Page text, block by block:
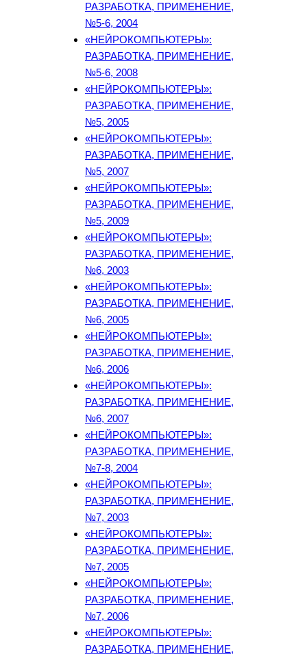
РАЗРАБОТКА, ПРИМЕНЕНИЕ,
№5-6, 2004
«НЕЙРОКОМПЬЮТЕРЫ»:
РАЗРАБОТКА, ПРИМЕНЕНИЕ,
№5-6, 2008
«НЕЙРОКОМПЬЮТЕРЫ»:
РАЗРАБОТКА, ПРИМЕНЕНИЕ,
№5, 2005
«НЕЙРОКОМПЬЮТЕРЫ»:
РАЗРАБОТКА, ПРИМЕНЕНИЕ,
№5, 2007
«НЕЙРОКОМПЬЮТЕРЫ»:
РАЗРАБОТКА, ПРИМЕНЕНИЕ,
№5, 2009
«НЕЙРОКОМПЬЮТЕРЫ»:
РАЗРАБОТКА, ПРИМЕНЕНИЕ,
№6, 2003
«НЕЙРОКОМПЬЮТЕРЫ»:
РАЗРАБОТКА, ПРИМЕНЕНИЕ,
№6, 2005
«НЕЙРОКОМПЬЮТЕРЫ»:
РАЗРАБОТКА, ПРИМЕНЕНИЕ,
№6, 2006
«НЕЙРОКОМПЬЮТЕРЫ»:
РАЗРАБОТКА, ПРИМЕНЕНИЕ,
№6, 2007
«НЕЙРОКОМПЬЮТЕРЫ»:
РАЗРАБОТКА, ПРИМЕНЕНИЕ,
№7-8, 2004
«НЕЙРОКОМПЬЮТЕРЫ»:
РАЗРАБОТКА, ПРИМЕНЕНИЕ,
№7, 2003
«НЕЙРОКОМПЬЮТЕРЫ»:
РАЗРАБОТКА, ПРИМЕНЕНИЕ,
№7, 2005
«НЕЙРОКОМПЬЮТЕРЫ»:
РАЗРАБОТКА, ПРИМЕНЕНИЕ,
№7, 2006
«НЕЙРОКОМПЬЮТЕРЫ»:
РАЗРАБОТКА, ПРИМЕНЕНИЕ,